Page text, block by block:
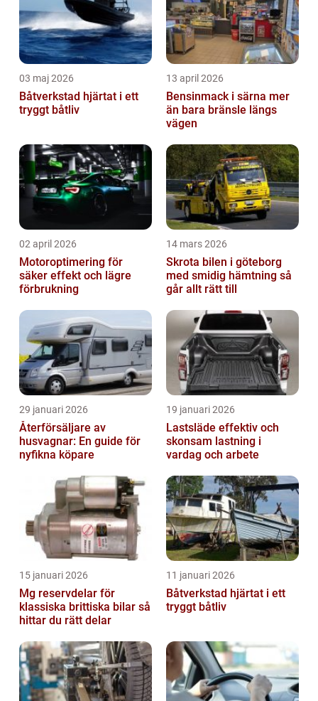
03 maj 2026
Båtverkstad hjärtat i ett
tryggt båtliv
13 april 2026
Bensinmack i särna mer
än bara bränsle längs
vägen
02 april 2026
Motoroptimering för
säker effekt och lägre
förbrukning
14 mars 2026
Skrota bilen i göteborg
med smidig hämtning så
går allt rätt till
29 januari 2026
Återförsäljare av
husvagnar: En guide för
nyfikna köpare
19 januari 2026
Lastsläde effektiv och
skonsam lastning i
vardag och arbete
15 januari 2026
Mg reservdelar för
klassiska brittiska bilar så
hittar du rätt delar
11 januari 2026
Båtverkstad hjärtat i ett
tryggt båtliv